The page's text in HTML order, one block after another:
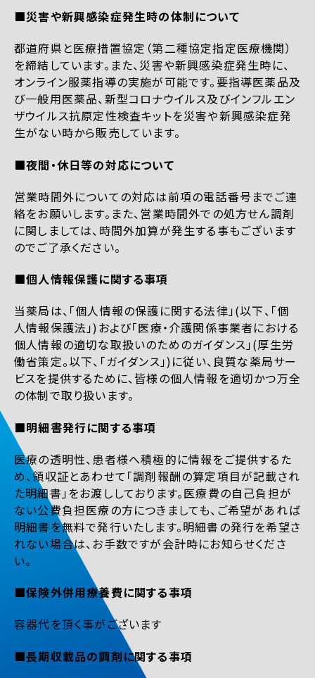
■災害や新興感染症発生時の体制について
都道府県と医療措置協定（第二種協定指定医療機関）
を締結しています。また、災害や新興感染症発生時に、
オンライン服薬指導の実施が可能です。要指導医薬品及
び一般用医薬品、新型コロナウイルス及びインフルエン
ザウイルス抗原定性検査キットを災害や新興感染症発
生がない時から販売しています。
■夜間・休日等の対応について
営業時間外についての対応は前項の電話番号までご連
絡をお願いします。また、営業時間外での処方せん調剤
に関しましては、時間外加算が発生する事もございます
のでご了承ください。
■個人情報保護に関する事項
当薬局は、「個人情報の保護に関する法律」(以下、「個
人情報保護法」)および「医療・介護関係事業者における
個人情報の適切な取扱いのためのガイダンス」(厚生労
働省策定。以下、「ガイダンス」)に従い、良質な薬局サー
ビスを提供するために、皆様の個人情報を適切かつ万全
の体制で取り扱います。
■明細書発行に関する事項
医療の透明性、患者様へ積極的に情報をご提供するた
め、領収証とあわせて「調剤報酬の算定項目が記載され
た明細書」をお渡ししております。医療費の自己負担が
ない公費負担医療の方につきましても、ご希望があれば
明細書を無料で発行いたします。明細書の発行を希望さ
れない場合は、お手数ですが会計時にお知らせくださ
い。
■保険外併用療養費に関する事項
容器代を頂く事がございます
■長期収載品の調剤に関する事項